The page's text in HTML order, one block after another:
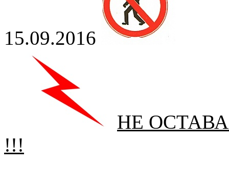
15.09.2016
НЕ
!!!